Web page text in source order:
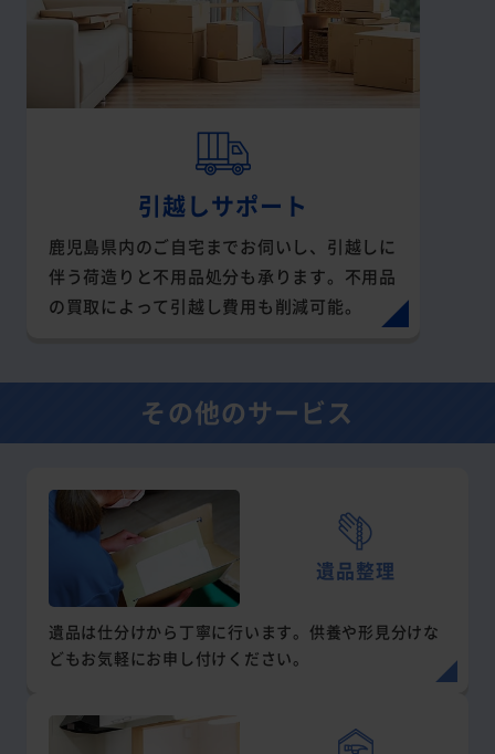
引越しサポート
鹿児島県内のご自宅までお伺いし、引越しに
伴う荷造りと不用品処分も承ります。不用品
の買取によって引越し費用も削減可能。
その他のサービス
遺品整理
遺品は仕分けから丁寧に行います。供養や形見分けな
どもお気軽にお申し付けください。